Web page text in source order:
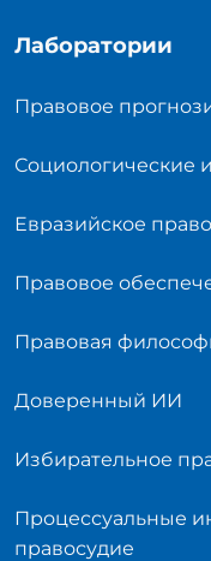
Лаборатории
Правовое
Социологические
Евразийское
Правовое
Правовая
Доверенный ИИ
Избирательное
Процессуальные
правосудие